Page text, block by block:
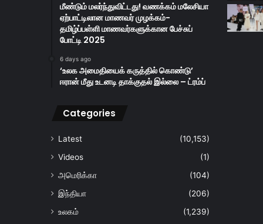
மீண்டும் மலர்ந்துவிட்டது! வணக்கம் மலேசியா
ஏற்பாட்டிலான மாணவர் முழக்கம்-
தமிழ்ப்பள்ளி மாணவர்களுக்கான பேச்சுப்
போட்டி 2025
6 days ago
‘உலக அமைதியைக் கருத்தில் கொண்டு’
ஈரான் மீது உடனடி தாக்குதல் இல்லை – ட்ரம்ப்
Categories
Latest
(10,153)
Videos
(1)
அமெரிக்கா
(104)
இந்தியா
(206)
உலகம்
(1,239)